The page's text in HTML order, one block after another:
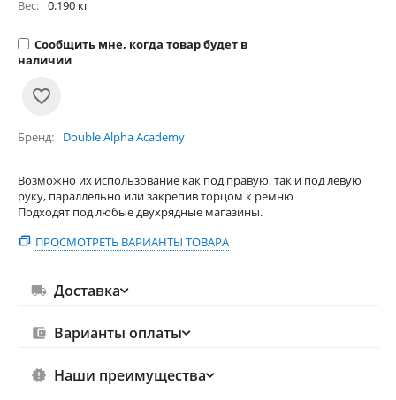
Вес: 0.190 кг
Сообщить мне, когда товар будет в
наличии
Бренд Double Alpha Academy
Возможно их использование как под правую, так и под левую
руку, параллельно или закрепив торцом к ремню
Подходят под любые двухрядные магазины.
ПРОСМОТРЕТЬ ВАРИАНТЫ ТОВАРА
Доставка
Варианты оплаты
Наши преимущества